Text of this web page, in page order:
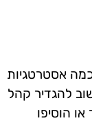
אסטרטגיות
להגדיר קהל
הוסיפו